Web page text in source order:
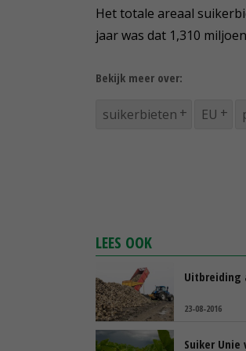
Het totale areaal
jaar was dat 1,310
Bekijk meer over:
suikerbieten EU
LEES OOK
Uitbreiding
23-08-2016
Suiker Unie